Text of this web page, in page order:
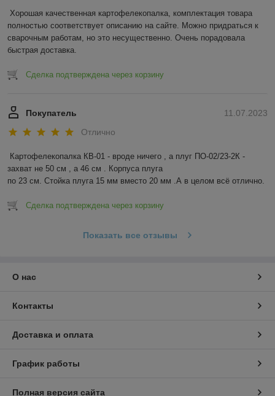
Хорошая качественная картофелекопалка, комплектация товара
полностью соответствует описанию на сайте. Можно придраться к
сварочным работам, но это несущественно. Очень порадовала
быстрая доставка.
Сделка подтверждена через корзину
11.07.2023
Покупатель
Отлично
Картофелекопалка КВ-01 - вроде ничего , а плуг ПО-02/23-2К -
захват не 50 см , а 46 см . Корпуса плуга
по 23 см. Стойка плуга 15 мм вместо 20 мм .А в целом всё отлично.
Сделка подтверждена через корзину
Показать все отзывы
О нас
Контакты
Доставка и оплата
График работы
Полная версия сайта